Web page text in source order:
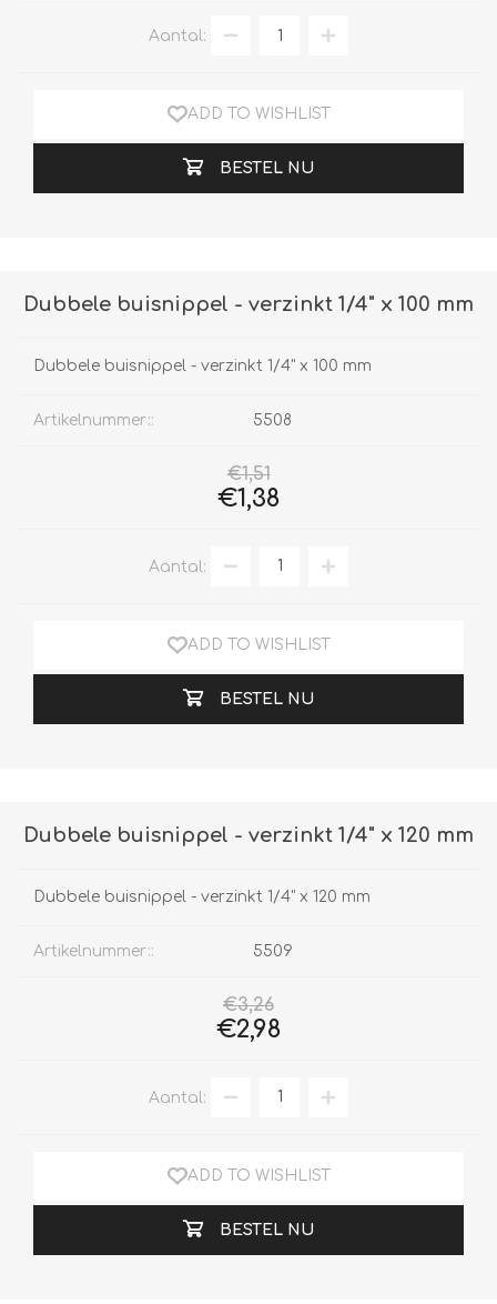
Aantal:
ADD TO WISHLIST
BESTEL NU
Dubbele buisnippel - verzinkt 1/4" x 100 mm
Dubbele buisnippel - verzinkt 1/4" x 100 mm
Artikelnummer:: 5508
€1,51
€1,38
Aantal:
ADD TO WISHLIST
BESTEL NU
Dubbele buisnippel - verzinkt 1/4" x 120 mm
Dubbele buisnippel - verzinkt 1/4" x 120 mm
Artikelnummer:: 5509
€3,26
€2,98
Aantal:
ADD TO WISHLIST
BESTEL NU